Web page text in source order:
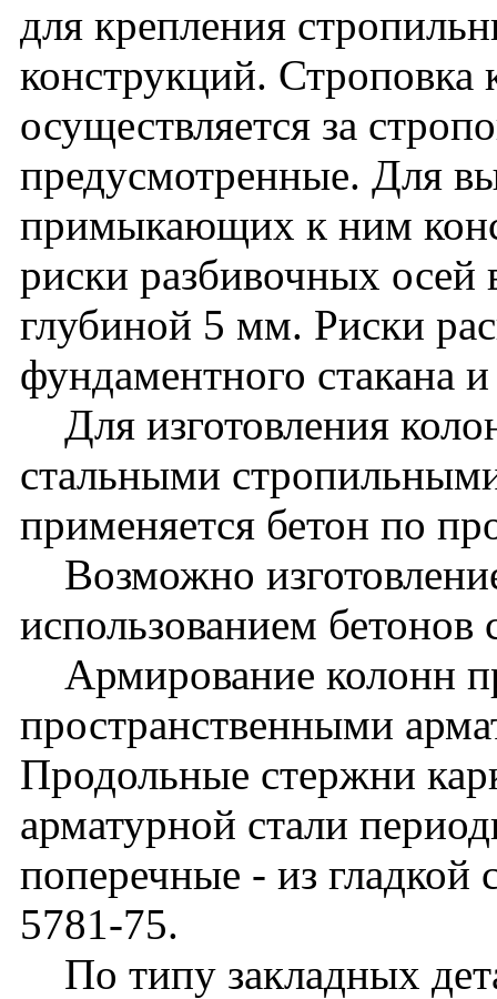
для крепления
конструкций. Строповка
осуществляется за
предусмотренные. Для
примыкающих к ним
риски разбивочных осей
глубиной 5 мм. Риски
фундаментного стакана
Для изготовления
стальными
применяется бетон по
Возможно
использованием
Армирование колонн
пространственными
Продольные стержни
арматурной стали
поперечные - из
5781-75.
По типу закладных